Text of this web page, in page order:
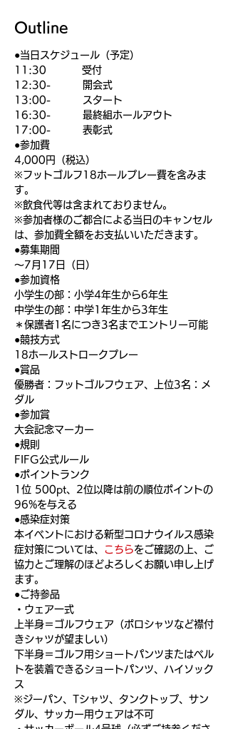
Outline
●当日スケジュール（予定）
11:30          受付
12:30-         開会式
13:00-         スタート
16:30-         最終組ホールアウト
17:00-         表彰式
●参加費
4,000円（税込）
※フットゴルフ18ホールプレー費を含みま
す。
※飲食代等は含まれておりません。
※参加者様のご都合による当日のキャンセル
は、参加費全額をお支払いいただきます。
●募集期間
〜7月17日（日）
●参加資格
小学生の部：小学4年生から6年生
中学生の部：中学1年生から3年生
＊保護者1名につき3名までエントリー可能
●競技方式
18ホールストロークプレー
●賞品
優勝者：フットゴルフウェア、上位3名：メ
ダル
●参加賞
大会記念マーカー
●規則
FIFG公式ルール
●ポイントランク
1位 500pt、2位以降は前の順位ポイントの
96%を与える
●感染症対策
本イベントにおける新型コロナウイルス感染
症対策については、 こちらをご確認の上、ご
協力とご理解のほどよろしくお願い申し上げ
ます。
●ご持参品
・ウェア一式
上半身＝ゴルフウェア（ポロシャツなど襟付
きシャツが望ましい）
下半身＝ゴルフ用ショートパンツまたはベル
トを装着できるショートパンツ、ハイソック
ス
※ジーパン、Tシャツ、タンクトップ、サン
ダル、サッカー用ウェアは不可